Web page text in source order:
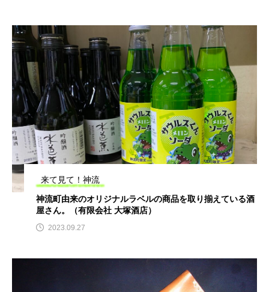
来て見て！神流
神流町由来のオリジナルラベルの商品を取り揃えている酒
屋さん。（有限会社 大塚酒店）
2023.09.27